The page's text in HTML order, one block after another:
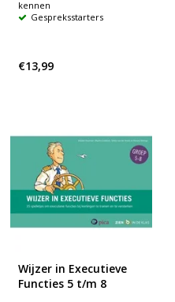
kennen
Gespreksstarters
€13,99
Wijzer in Executieve
Functies 5 t/m 8